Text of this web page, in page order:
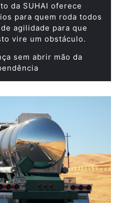
da SUHAI oferece
para quem roda todos
agilidade para que
vire um obstáculo.
sem abrir mão da